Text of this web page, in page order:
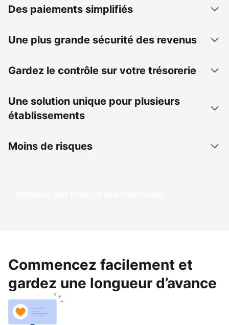
Des paiements simplifiés
Une plus grande sécurité des revenus
Gardez le contrôle sur votre trésorerie
Une solution unique pour plusieurs
établissements
Moins de risques
Percevez des revenus dès maintenant
Commencez facilement et
gardez une longueur d’avance